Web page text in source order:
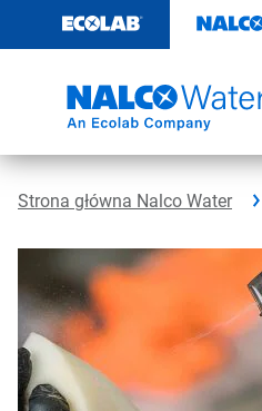
zawartości
Strona główna Nalco Water